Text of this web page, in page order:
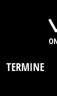
TERMINE